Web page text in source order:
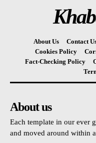
About Us Contact
Cookies Policy
Fact-Checking Policy
About us
Each template in our ever
and moved around within